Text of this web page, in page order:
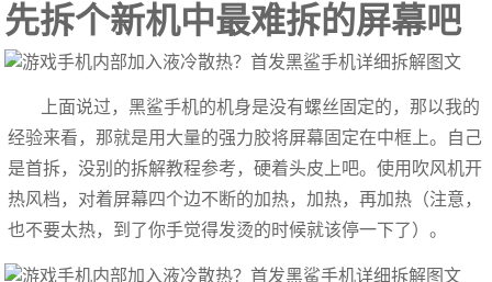
先拆个新机中最难拆的屏幕吧
上面说过，黑鲨手机的机身是没有螺丝固定的，那以我的
经验来看，那就是用大量的强力胶将屏幕固定在中框上。自己
是首拆，没别的拆解教程参考，硬着头皮上吧。使用吹风机开
热风档，对着屏幕四个边不断的加热，加热，再加热（注意，
也不要太热，到了你手觉得发烫的时候就该停一下了）。